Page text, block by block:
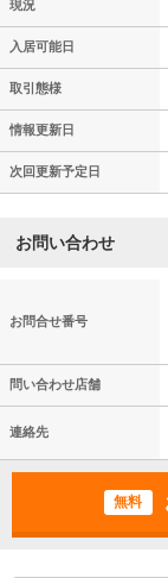
現況
入居可能日
取引態様
情報更新日
次回更新予定日
お問い合わせ
お問合せ番号
問い合わせ店舗
連絡先
無料